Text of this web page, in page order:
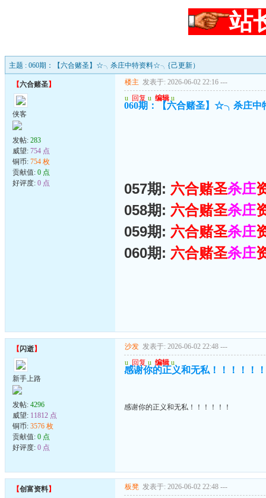
站
主题 : 060期：【六合赌圣】☆╮杀庄中特资料☆╮{己更新）
【六合赌圣】
侠客
发帖: 283
威望: 754 点
铜币: 754 枚
贡献值: 0 点
好评度: 0 点
楼主 发表于: 2026-06-02 22:16 ---
u 回复 u 编辑 u
060期：【六合赌圣】☆╮杀庄
057期: 六合赌圣杀庄
058期: 六合赌圣杀庄
059期: 六合赌圣杀庄
060期: 六合赌圣杀庄
【闪逝】
新手上路
发帖: 4296
威望: 11812 点
铜币: 3576 枚
贡献值: 0 点
好评度: 0 点
沙发 发表于: 2026-06-02 22:48 ---
u 回复 u 编辑 u
感谢你的正义和无私！！！！！！
感谢你的正义和无私！！！！！！
【创富资料】 板凳 发表于: 2026-06-02 22:48 ---